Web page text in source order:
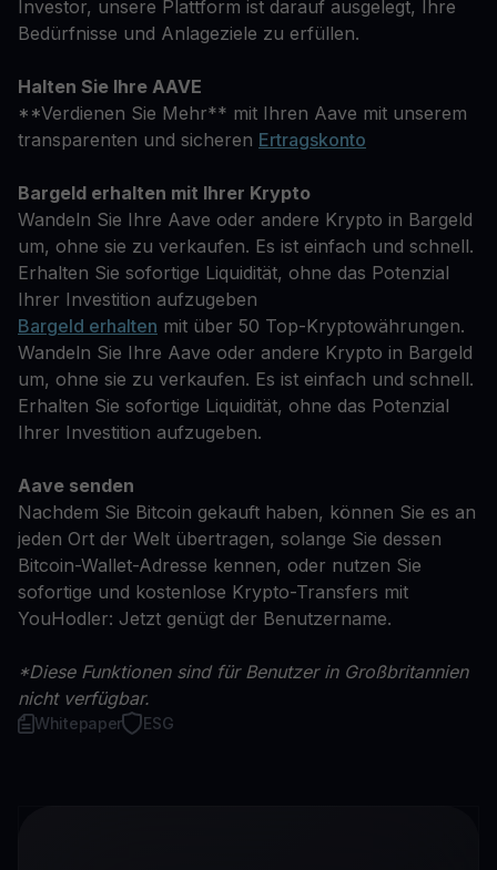
Investor, unsere Plattform ist darauf ausgelegt, Ihre
Bedürfnisse und Anlageziele zu erfüllen.
Halten Sie Ihre AAVE
**Verdienen Sie Mehr** mit Ihren Aave mit unserem
transparenten und sicheren Ertragskonto
Bargeld erhalten mit Ihrer Krypto
Wandeln Sie Ihre Aave oder andere Krypto in Bargeld
um, ohne sie zu verkaufen. Es ist einfach und schnell.
Erhalten Sie sofortige Liquidität, ohne das Potenzial
Ihrer Investition aufzugeben
Bargeld erhalten mit über 50 Top-Kryptowährungen.
Wandeln Sie Ihre Aave oder andere Krypto in Bargeld
um, ohne sie zu verkaufen. Es ist einfach und schnell.
Erhalten Sie sofortige Liquidität, ohne das Potenzial
Ihrer Investition aufzugeben.
Aave senden
Nachdem Sie Bitcoin gekauft haben, können Sie es an
jeden Ort der Welt übertragen, solange Sie dessen
Bitcoin-Wallet-Adresse kennen, oder nutzen Sie
sofortige und kostenlose Krypto-Transfers mit
YouHodler: Jetzt genügt der Benutzername.
*Diese Funktionen sind für Benutzer in Großbritannien
nicht verfügbar.
Whitepaper ESG